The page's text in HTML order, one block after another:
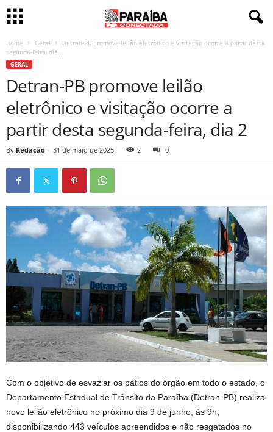
Home Geral
Detran-PB promove leilão eletrônico e visitação ocorre a partir desta
segunda-feira, dia...
GERAL
Detran-PB promove leilão
eletrônico e visitação ocorre a
partir desta segunda-feira, dia 2
By Redacão - 31 de maio de 2025 2 0
Com o objetivo de esvaziar os pátios do órgão em todo o estado, o
Departamento Estadual de Trânsito da Paraíba (Detran-PB) realiza
novo leilão eletrônico no próximo dia 9 de junho, às 9h,
disponibilizando 443 veículos apreendidos e não resgatados no